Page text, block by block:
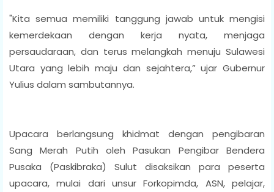
"Kita semua memiliki tanggung jawab untuk mengisi
kemerdekaan dengan kerja nyata, menjaga
persaudaraan, dan terus melangkah menuju Sulawesi
Utara yang lebih maju dan sejahtera,” ujar Gubernur
Yulius dalam sambutannya.
Upacara berlangsung khidmat dengan pengibaran
Sang Merah Putih oleh Pasukan Pengibar Bendera
Pusaka (Paskibraka) Sulut disaksikan para peserta
upacara, mulai dari unsur Forkopimda, ASN, pelajar,